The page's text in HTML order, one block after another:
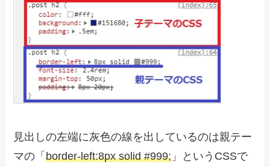
見出しの左端に灰色の線を出しているのは親テー
マの「border-left:8px solid #999; 」というCSSで